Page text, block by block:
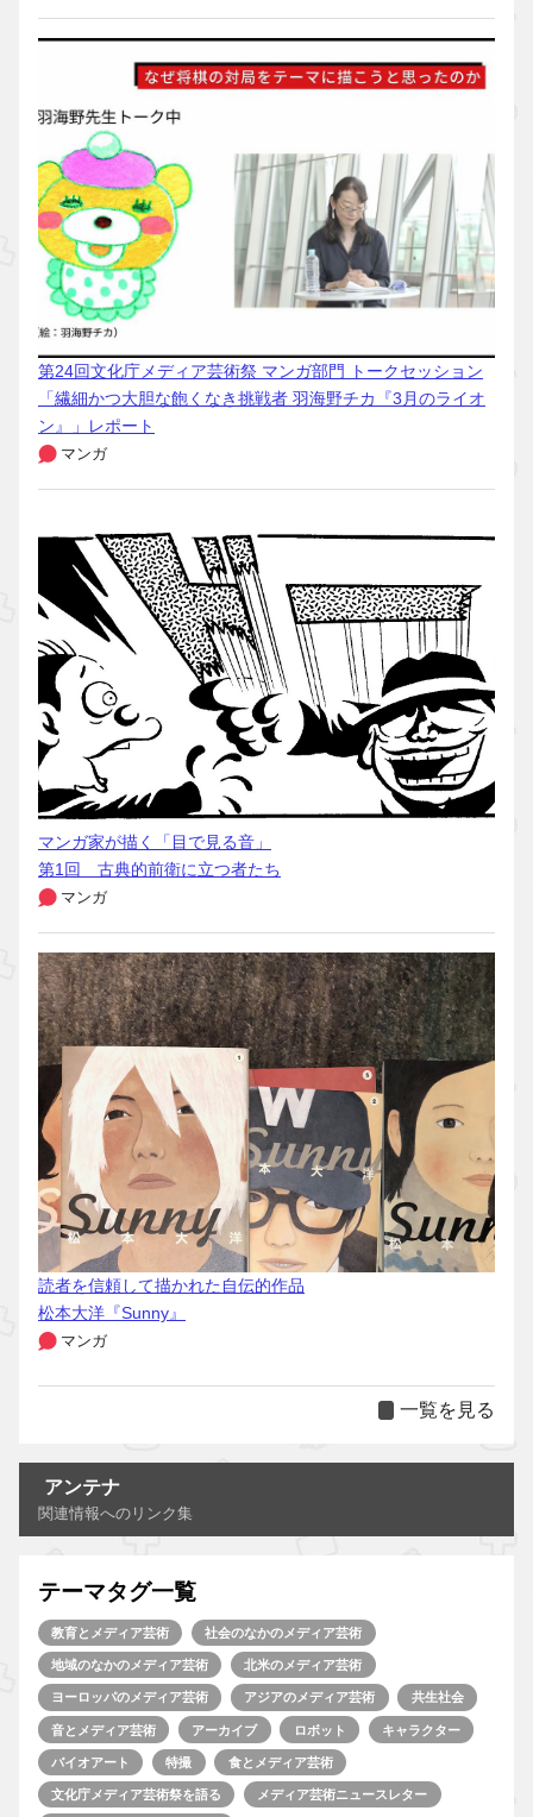
第24回文化庁メディア芸術祭 マンガ部門 トークセッション
「繊細かつ大胆な飽くなき挑戦者 羽海野チカ『3月のライオ
ン』」レポート
マンガ
マンガ家が描く「目で見る音」
第1回 古典的前衛に立つ者たち
マンガ
読者を信頼して描かれた自伝的作品
松本大洋『Sunny』
マンガ
一覧を見る
アンテナ
関連情報へのリンク集
テーマタグ一覧
教育とメディア芸術 社会のなかのメディア芸術
地域のなかのメディア芸術 北米のメディア芸術
ヨーロッパのメディア芸術 アジアのメディア芸術 共生社会
音とメディア芸術 アーカイブ ロボット キャラクター
バイオアート 特撮 食とメディア芸術
文化庁メディア芸術祭を語る メディア芸術ニュースレター